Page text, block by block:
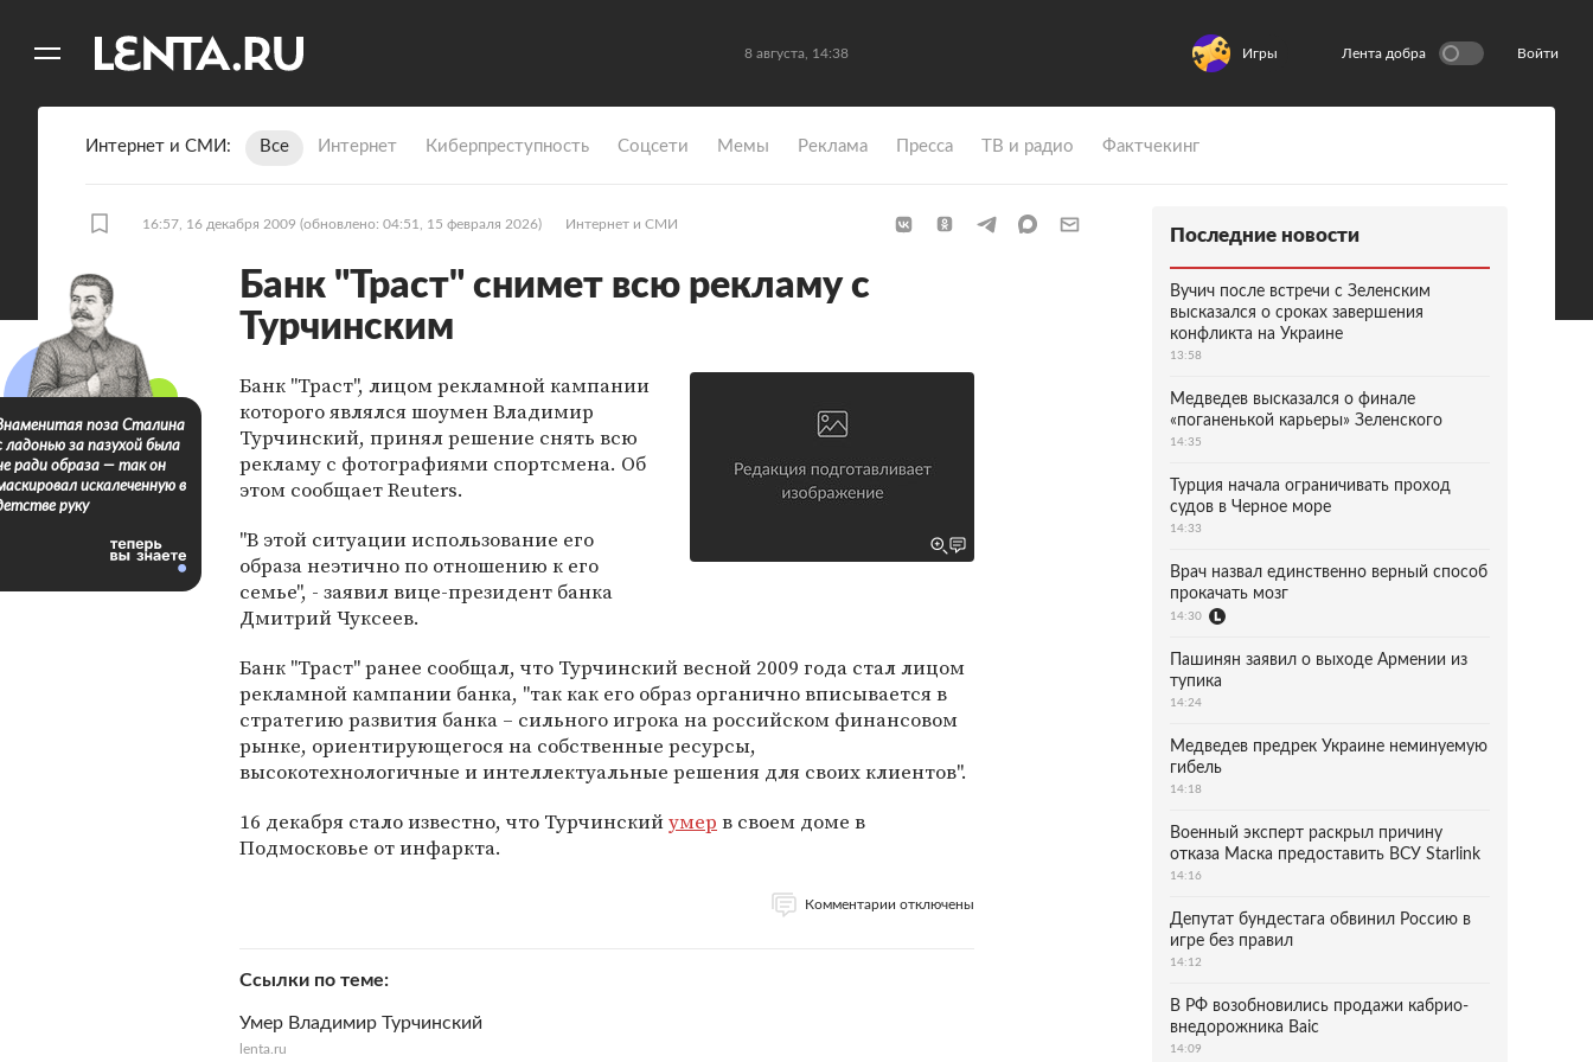
8 августа, 14:38 Игры Лента добра Войти
Интернет и СМИ Все Интернет Киберпреступность Coцсети Мемы Реклама Пресса ТВ и радио Фактчекинг
16:57, 16 декабря 2009 (обновлено: 04:51, 15 февраля 2026) Интернет и СМИ
Банк "Траст" снимет всю рекламу с
Турчинским
Банк "Траст", лицом рекламной кампании
которого являлся шоумен Владимир
Турчинский, принял решение снять всю
рекламу с фотографиями спортсмена. Об
этом сообщает Reuters.
"В этой ситуации использование его
образа неэтично по отношению к его
семье", - заявил вице-президент банка
Дмитрий Чуксеев.
Банк "Траст" ранее сообщал, что Турчинский весной 2009 года стал лицом
рекламной кампании банка, "так как его образ органично вписывается в
стратегию развития банка – сильного игрока на российском финансовом
рынке, ориентирующегося на собственные ресурсы,
высокотехнологичные и интеллектуальные решения для своих клиентов".
16 декабря стало известно, что Турчинскийумер в своем доме в
Подмосковье от инфаркта.
Комментарии отключены
Ссылки по теме
Умер Владимир Турчинский
lenta.ru
поза Сталина
ладонью за пазухой была
ради образа — так он
искалеченную в
руку
Последние новости
Вучич после встречи с Зеленским
высказался о сроках завершения
конфликта на Украине
13:58
Медведев высказался о финале
«поганенькой карьеры» Зеленского
14:35
Турция начала ограничивать проход
судов в Черное море
14:33
Врач назвал единственно верный способ
прокачать мозг
14:30
Пашинян заявил о выходе Армении из
тупика
14:24
Медведев предрек Украине неминуемую
гибель
14:18
Военный эксперт раскрыл причину
отказа Маска предоставить ВСУ Starlink
14:16
Депутат бундестага обвинил Россию в
игре без правил
14:12
В РФ возобновились продажи кабрио-
внедорожника Baic
14:09